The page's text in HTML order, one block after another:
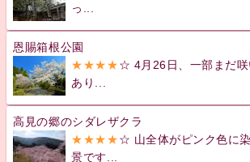
っ...
恩賜箱根公園
★★★★☆ 4月26日、一部まだ咲
あり...
高見の郷のシダレザクラ
★★★★☆ 山全体がピンク色に
景です...